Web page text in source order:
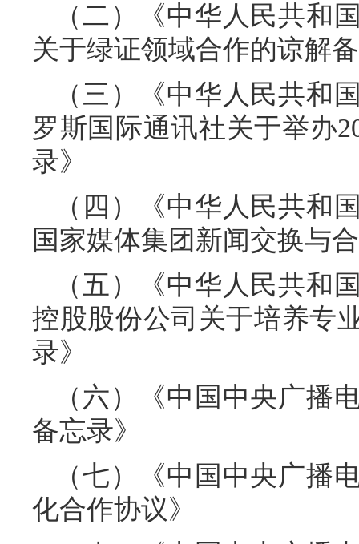
（二）《中华人民共和
关于绿证领域合作的谅解
（三）《中华人民共和
罗斯国际通讯社关于举办
录》
（四）《中华人民共和
国家媒体集团新闻交换与
（五）《中华人民共和
控股股份公司关于培养专
录》
（六）《中国中央广播
备忘录》
（七）《中国中央广播
化合作协议》